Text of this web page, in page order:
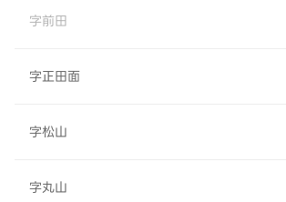
字前田
字正田面
字松山
字丸山